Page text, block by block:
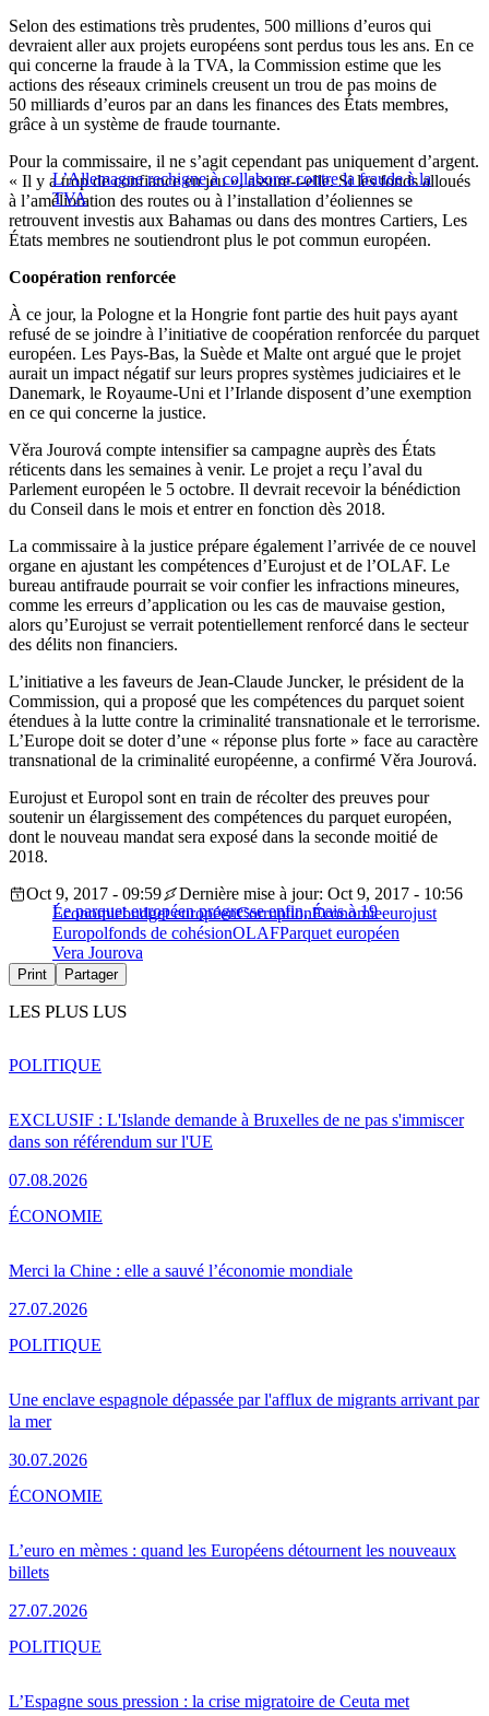
Selon des estimations très prudentes, 500 millions d’euros qui
devraient aller aux projets européens sont perdus tous les ans. En ce
qui concerne la fraude à la TVA, la Commission estime que les
actions des réseaux criminels creusent un trou de pas moins de
50 milliards d’euros par an dans les finances des États membres,
grâce à un système de fraude tournante.
L’Allemagne rechigne à collaborer contre la fraude à la
TVA
Pour la commissaire, il ne s’agit cependant pas uniquement d’argent.
« Il y a trop de confiance en jeu », assure-t-elle. Si les fonds alloués
à l’amélioration des routes ou à l’installation d’éoliennes se
retrouvent investis aux Bahamas ou dans des montres Cartiers, Les
États membres ne soutiendront plus le pot commun européen.
Coopération renforcée
À ce jour, la Pologne et la Hongrie font partie des huit pays ayant
refusé de se joindre à l’initiative de coopération renforcée du parquet
européen. Les Pays-Bas, la Suède et Malte ont argué que le projet
aurait un impact négatif sur leurs propres systèmes judiciaires et le
Danemark, le Royaume-Uni et l’Irlande disposent d’une exemption
en ce qui concerne la justice.
Věra Jourová compte intensifier sa campagne auprès des États
réticents dans les semaines à venir. Le projet a reçu l’aval du
Parlement européen le 5 octobre. Il devrait recevoir la bénédiction
du Conseil dans le mois et entrer en fonction dès 2018.
La commissaire à la justice prépare également l’arrivée de ce nouvel
organe en ajustant les compétences d’Eurojust et de l’OLAF. Le
bureau antifraude pourrait se voir confier les infractions mineures,
comme les erreurs d’application ou les cas de mauvaise gestion,
alors qu’Eurojust se verrait potentiellement renforcé dans le secteur
des délits non financiers.
L’initiative a les faveurs de Jean-Claude Juncker, le président de la
Commission, qui a proposé que les compétences du parquet soient
étendues à la lutte contre la criminalité transnationale et le terrorisme.
L’Europe doit se doter d’une « réponse plus forte » face au caractère
transnational de la criminalité européenne, a confirmé Věra Jourová.
Eurojust et Europol sont en train de récolter des preuves pour
soutenir un élargissement des compétences du parquet européen,
dont le nouveau mandat sera exposé dans la seconde moitié de
2018.
Le parquet européen progresse enfin, mais à 19
Oct 9, 2017 - 09:59
Dernière mise à jour: Oct 9, 2017 - 10:56
Économiebudget européenCorruptionÉconomieeurojust
Europolfonds de cohésionOLAFParquet européen
Vera Jourova
Print Partager
LES PLUS LUS
EXCLUSIF : L'Islande demande à Bruxelles de ne pas s'immiscer
dans son référendum sur l'UE
07.08.2026
POLITIQUE
Merci la Chine : elle a sauvé l’économie mondiale
27.07.2026
ÉCONOMIE
Une enclave espagnole dépassée par l'afflux de migrants arrivant par
la mer
30.07.2026
POLITIQUE
L’euro en mèmes : quand les Européens détournent les nouveaux
billets
27.07.2026
ÉCONOMIE
L’Espagne sous pression : la crise migratoire de Ceuta met
POLITIQUE